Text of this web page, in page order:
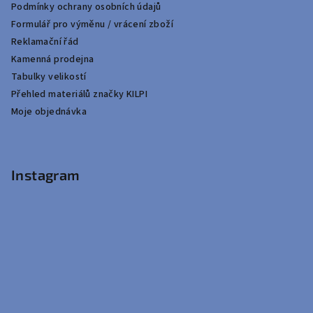
Podmínky ochrany osobních údajů
Formulář pro výměnu / vrácení zboží
Reklamační řád
Kamenná prodejna
Tabulky velikostí
Přehled materiálů značky KILPI
Moje objednávka
Instagram